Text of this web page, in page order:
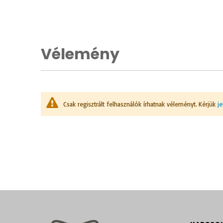
Vélemény
Csak regisztrált felhasználók írhatnak véleményt. Kérjük